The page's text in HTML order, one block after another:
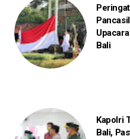
Bali
Kapolri
Bali,